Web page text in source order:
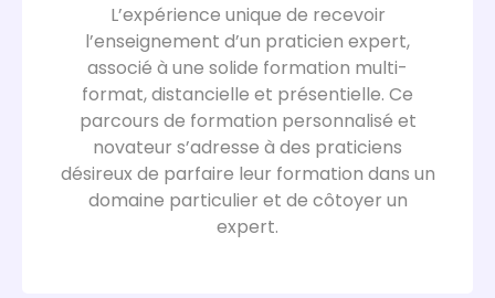
L’expérience unique de recevoir
l’enseignement d’un praticien expert,
associé à une solide formation multi-
format, distancielle et présentielle. Ce
parcours de formation personnalisé et
novateur s’adresse à des praticiens
désireux de parfaire leur formation dans un
domaine particulier et de côtoyer un
expert.